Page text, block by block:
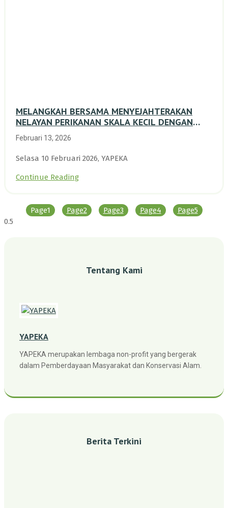
MELANGKAH BERSAMA MENYEJAHTERAKAN
NELAYAN PERIKANAN SKALA KECIL DENGAN
TRANSISI BERKELANJUTAN BERBASIS ALAM
Februari 13, 2026
Selasa 10 Februari 2026, YAPEKA
Continue Reading
Page1 Page2 Page3 Page4 Page5
Tentang Kami
YAPEKA
YAPEKA merupakan lembaga non-profit yang bergerak
dalam Pemberdayaan Masyarakat dan Konservasi Alam.
Berita Terkini